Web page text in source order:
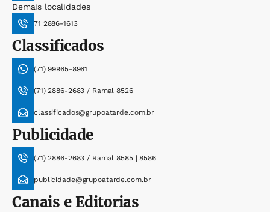
Demais localidades
71 2886-1613
Classificados
(71) 99965-8961
(71) 2886-2683 / Ramal 8526
classificados@grupoatarde.com.br
Publicidade
(71) 2886-2683 / Ramal 8585 | 8586
publicidade@grupoatarde.com.br
Canais e Editorias